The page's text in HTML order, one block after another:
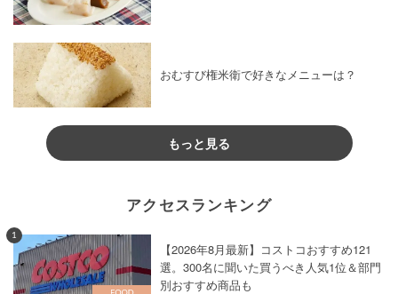
おむすび権米衛で好きなメニューは？
もっと見る
アクセスランキング
1
【2026年8月最新】コストコおすすめ121
選。300名に聞いた買うべき人気1位＆部門
別おすすめ商品も